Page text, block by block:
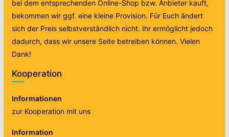
bei dem entsprechenden Online-Shop bzw. Anbieter kauft,
bekommen wir ggf. eine kleine Provision. Für Euch ändert
sich der Preis selbstverständlich nicht. Ihr ermöglicht jedoch
dadurch, dass wir unsere Seite betreiben können. Vielen
Dank!
Kooperation
Informationen
zur Kooperation mit uns
Information